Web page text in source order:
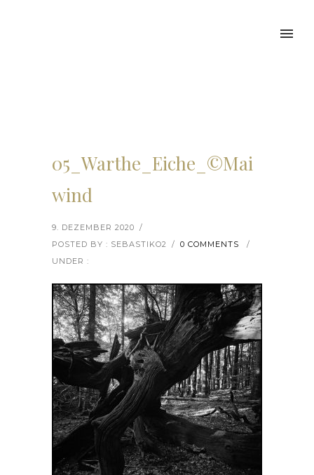
05_Warthe_Eiche_©Mai
wind
9. DEZEMBER 2020 /
POSTED BY : SEBASTIKO2 / 0 COMMENTS
/
UNDER :